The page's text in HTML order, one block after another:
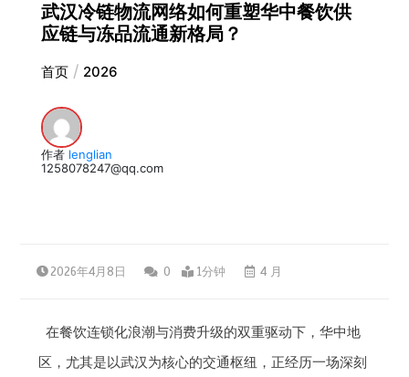
武汉冷链物流网络如何重塑华中餐饮供
应链与冻品流通新格局？
首页 2026
作者 lenglian
1258078247@qq.com
2026年4月8日 0 1分钟 4 月
在餐饮连锁化浪潮与消费升级的双重驱动下，华中地
区，尤其是以武汉为核心的交通枢纽，正经历一场深刻